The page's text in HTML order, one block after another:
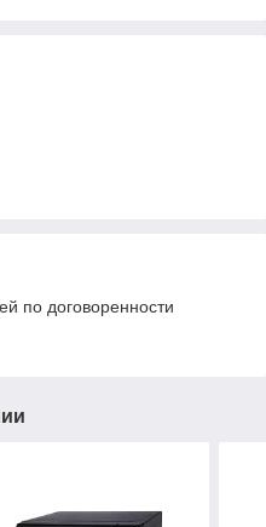
по договоренности